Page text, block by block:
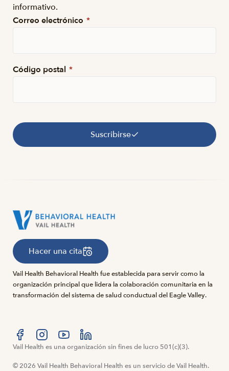
informativo.
Correo electrónico *
Código postal *
Suscribirse
Hacer una cita
Vail Health Behavioral Health fue establecida para servir como la
organización principal que lidera la colaboración comunitaria en la
transformación del sistema de salud conductual del Eagle Valley.
Visítanos en Facebook
Visítanos en Instagram
Visítanos en YouTube
Visítanos en LinkedIn
Vail Health es una organización sin fines de lucro 501(c)(3).
© 2026 Vail Health Behavioral Health es un servicio de Vail Health.